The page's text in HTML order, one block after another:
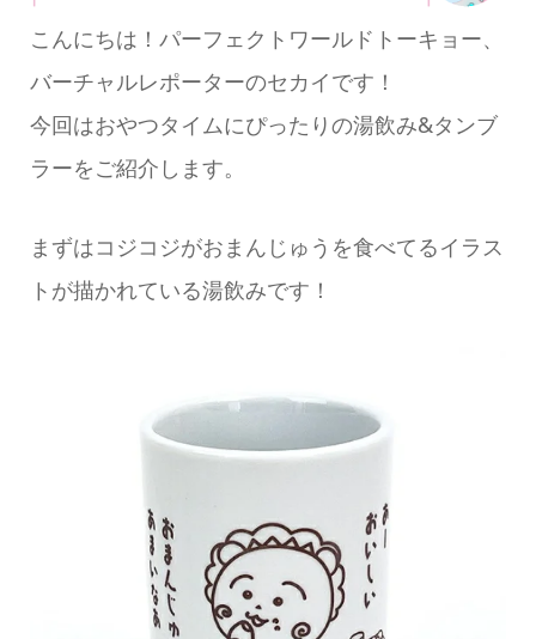
こんにちは！パーフェクトワールドトーキョー、
バーチャルレポーターのセカイです！
今回はおやつタイムにぴったりの湯飲み&タンブ
ラーをご紹介します。
まずはコジコジがおまんじゅうを食べてるイラス
トが描かれている湯飲みです！